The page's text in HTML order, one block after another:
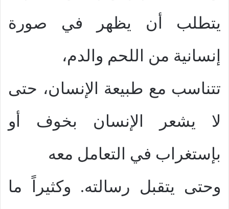
يتطلب أن يظهر في صورة
إنسانية من اللحم والدم،
تتناسب مع طبيعة الإنسان، حتى
لا يشعر الإنسان بخوف أو
بإستغراب في التعامل معه
وحتى يتقبل رسالته. وكثيراً ما